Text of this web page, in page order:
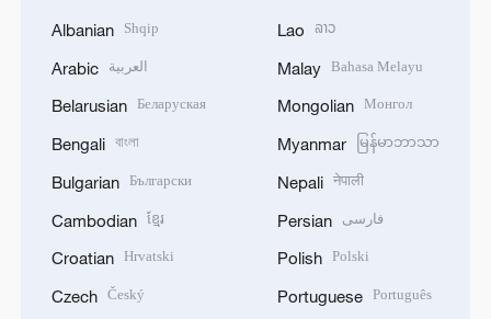
Albanian Shqip
Arabic العربية
Belarusian Беларуская
Bengali বাংলা
Bulgarian Български
Cambodian ខ្មែរ
Croatian Hrvatski
Czech Český
Lao ລາວ
Malay Bahasa Melayu
Mongolian Монгол
Myanmar မြန်မာဘာသာ
Nepali नेपाली
Persian فارسی
Polish Polski
Portuguese Português